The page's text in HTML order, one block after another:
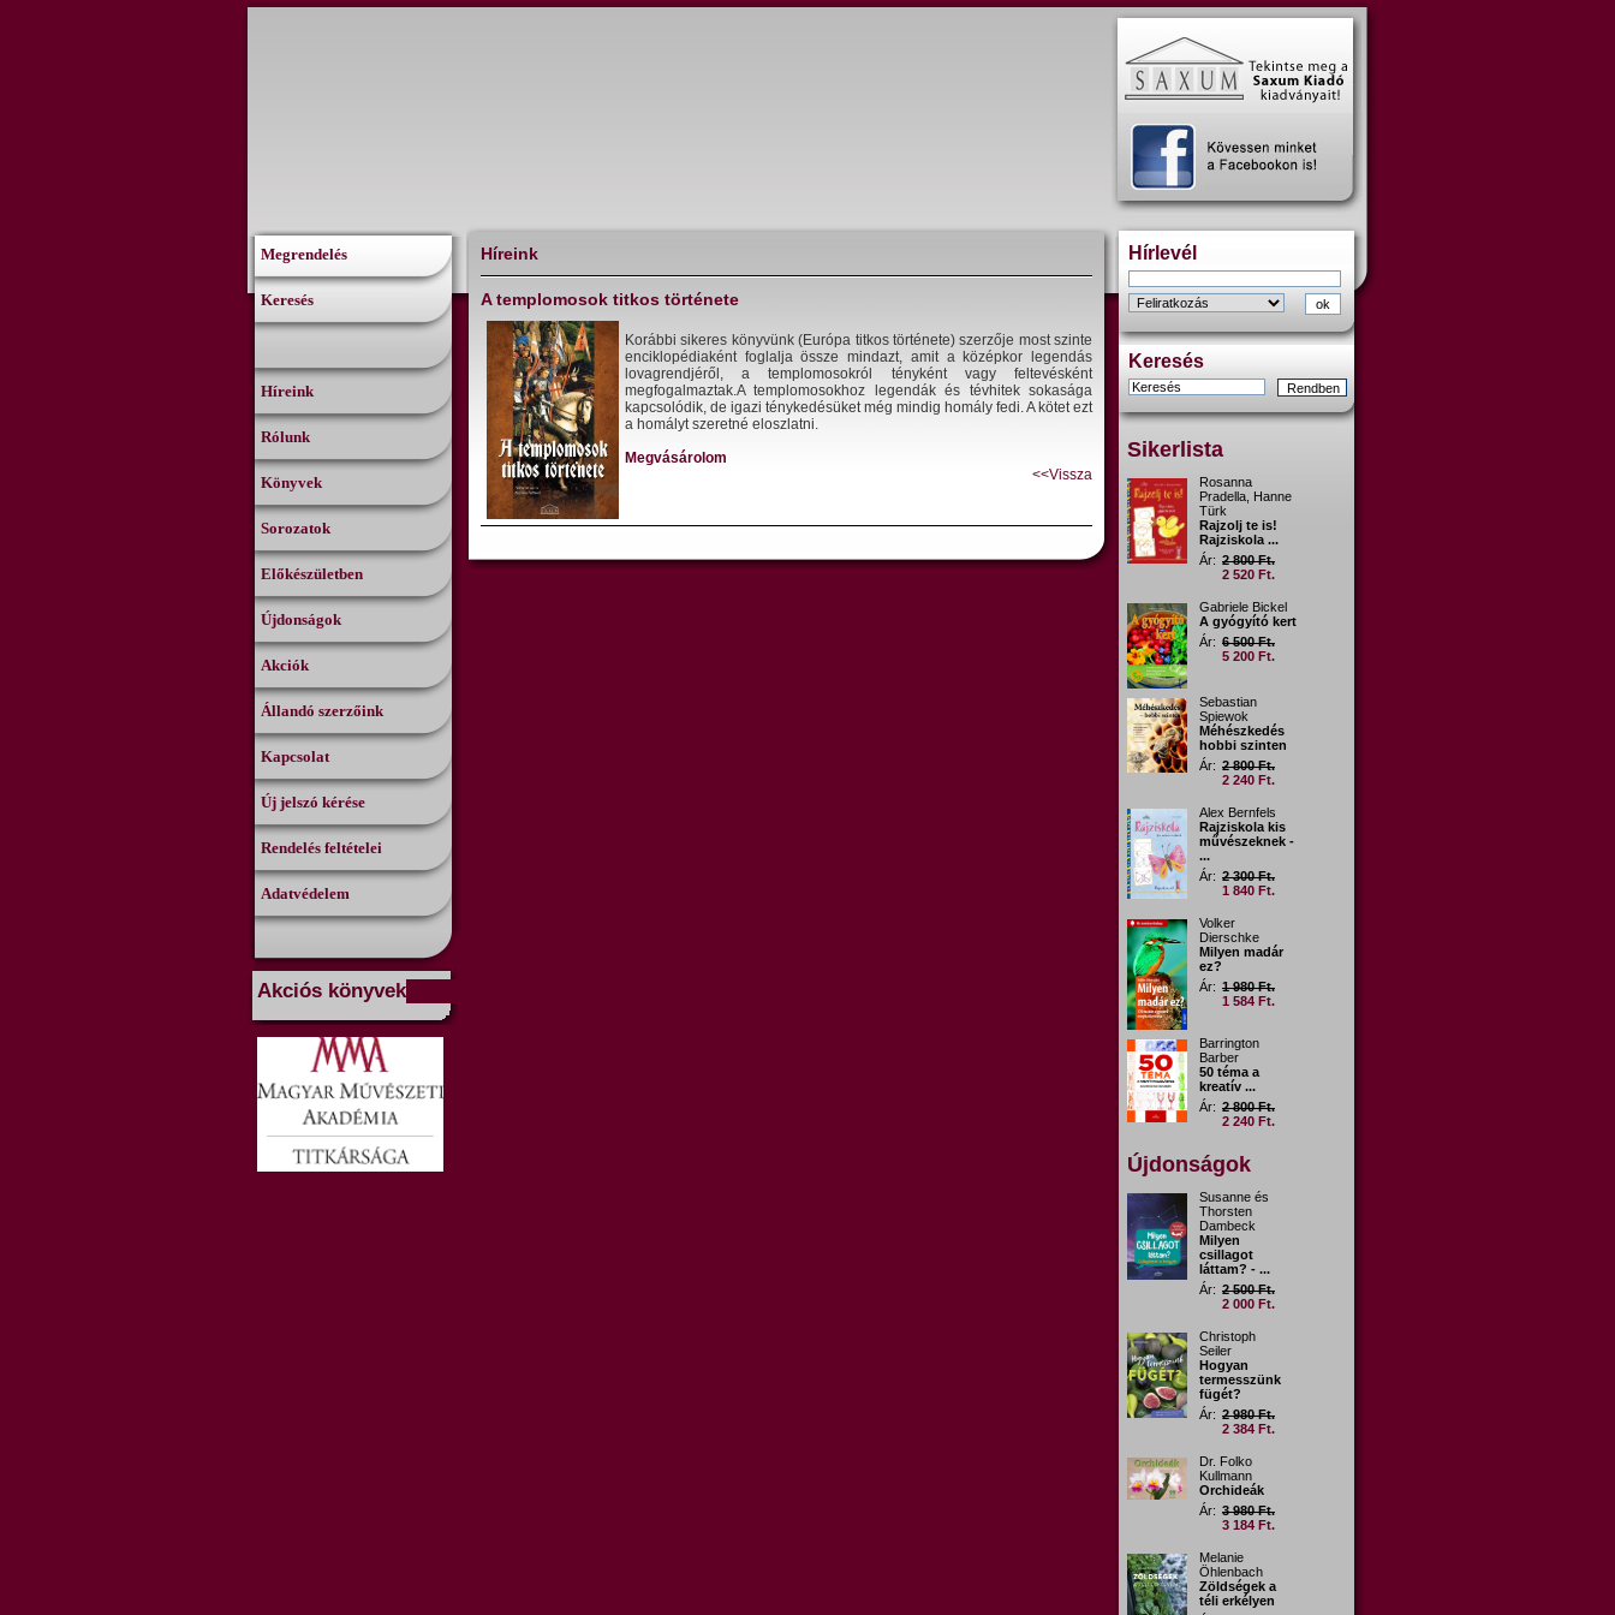
Megrendelés
Keresés
Híreink
Rólunk
Könyvek
Sorozatok
Előkészületben
Újdonságok
Akciók
Állandó szerzőink
Kapcsolat
Új jelszó kérése
Rendelés feltételei
Adatvédelem
Akciós könyvek
Híreink
A templomosok titkos története
Korábbi sikeres könyvünk (Európa titkos története) szerzője most szinte
enciklopédiaként foglalja össze mindazt, amit a középkor legendás
lovagrendjéről, a templomosokról tényként vagy feltevésként
megfogalmaztak.A templomosokhoz legendák és tévhitek sokasága
kapcsolódik, de igazi ténykedésüket még mindig homály fedi. A kötet ezt
a homályt szeretné eloszlatni.
Megvásárolom
<<Vissza
Hírlevél
Keresés
Sikerlista
Rosanna
Pradella, Hanne
Türk
Rajzolj te is!
Rajziskola ...
Ár: 2 800 Ft.
2 520 Ft.
Gabriele Bickel
A gyógyító kert
Ár: 6 500 Ft.
5 200 Ft.
Sebastian
Spiewok
Méhészkedés
hobbi szinten
Ár: 2 800 Ft.
2 240 Ft.
Alex Bernfels
Rajziskola kis
művészeknek -
...
Ár: 2 300 Ft.
1 840 Ft.
Volker
Dierschke
Milyen madár
ez?
Ár: 1 980 Ft.
1 584 Ft.
Barrington
Barber
50 téma a
kreatív ...
Ár: 2 800 Ft.
2 240 Ft.
Újdonságok
Susanne és
Thorsten
Dambeck
Milyen
csillagot
láttam? - ...
Ár: 2 500 Ft.
2 000 Ft.
Christoph
Seiler
Hogyan
termesszünk
fügét?
Ár: 2 980 Ft.
2 384 Ft.
Dr. Folko
Kullmann
Orchideák
Ár: 3 980 Ft.
3 184 Ft.
Melanie
Öhlenbach
Zöldségek a
téli erkélyen